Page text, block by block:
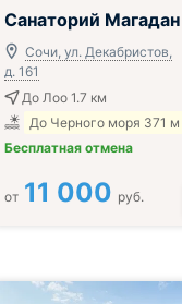
Включён завтрак, обед и ужин
Санаторий Магадан
Сочи, ул. Декабристов,
д. 161
До Лоо 1.7 км
До Черного моря 371 м
Бесплатная отмена
от 11 000 руб.